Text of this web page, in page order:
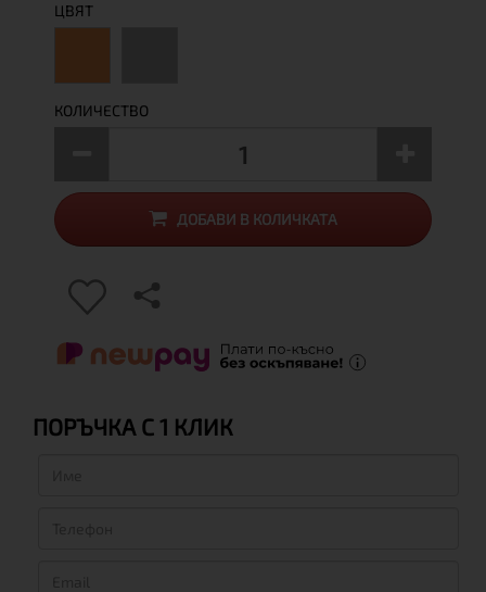
ЦВЯТ
КОЛИЧЕСТВО
ДОБАВИ В КОЛИЧКАТА
ПОРЪЧКА С 1 КЛИК